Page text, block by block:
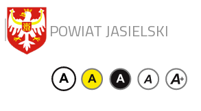
POWIAT JASIELSKI